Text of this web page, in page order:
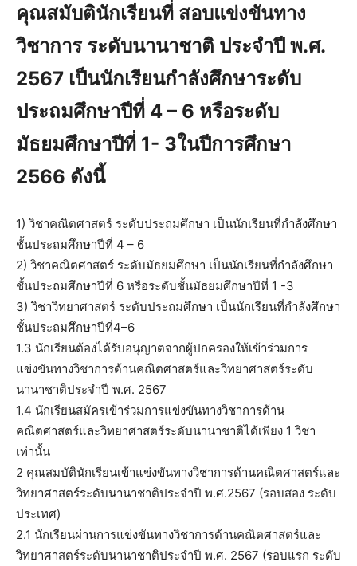
คุณสมับตินักเรียนที่ สอบแข่งขันทาง
วิชาการ ระดับนานาชาติ ประจำปี พ.ศ.
2567 เป็นนักเรียนกําลังศึกษาระดับ
ประถมศึกษาปีที่ 4 – 6 หรือระดับ
มัธยมศึกษาปีที่ 1- 3ในปีการศึกษา
2566 ดังนี้
1) วิชาคณิตศาสตร์ ระดับประถมศึกษา เป็นนักเรียนที่กําลังศึกษา
ชั้นประถมศึกษาปีที่ 4 – 6
2) วิชาคณิตศาสตร์ ระดับมัธยมศึกษา เป็นนักเรียนที่กําลังศึกษา
ชั้นประถมศึกษาปีที่ 6 หรือระดับชั้นมัธยมศึกษาปีที่ 1 -3
3) วิชาวิทยาศาสตร์ ระดับประถมศึกษา เป็นนักเรียนที่กําลังศึกษา
ชั้นประถมศึกษาปีที่4–6
1.3 นักเรียนต้องได้รับอนุญาตจากผู้ปกครองให้เข้าร่วมการ
แข่งขันทางวิชาการด้านคณิตศาสตร์และวิทยาศาสตร์ระดับ
นานาชาติประจําปี พ.ศ. 2567
1.4 นักเรียนสมัครเข้าร่วมการแข่งขันทางวิชาการด้าน
คณิตศาสตร์และวิทยาศาสตร์ระดับนานาชาติได้เพียง 1 วิชา
เท่านั้น
2 คุณสมบัตินักเรียนเข้าแข่งขันทางวิชาการด้านคณิตศาสตร์และ
วิทยาศาสตร์ระดับนานาชาติประจําปี พ.ศ.2567 (รอบสอง ระดับ
ประเทศ)
2.1 นักเรียนผ่านการแข่งขันทางวิชาการด้านคณิตศาสตร์และ
วิทยาศาสตร์ระดับนานาชาติประจําปี พ.ศ. 2567 (รอบแรก ระดับ